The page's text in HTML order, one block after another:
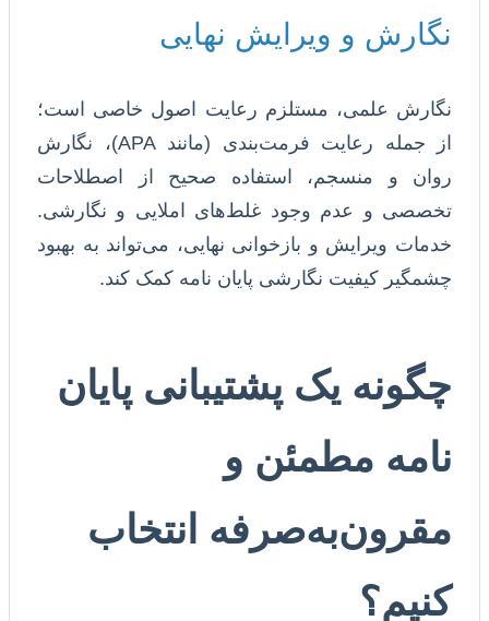
نگارش و ویرایش نهایی
نگارش علمی، مستلزم رعایت اصول خاصی است؛
از جمله رعایت فرمت‌بندی (مانند APA)، نگارش
روان و منسجم، استفاده صحیح از اصطلاحات
تخصصی و عدم وجود غلط‌های املایی و نگارشی.
خدمات ویرایش و بازخوانی نهایی، می‌تواند به بهبود
چشمگیر کیفیت نگارشی پایان نامه کمک کند.
چگونه یک پشتیبانی پایان
نامه مطمئن و
مقرون‌به‌صرفه انتخاب
کنیم؟